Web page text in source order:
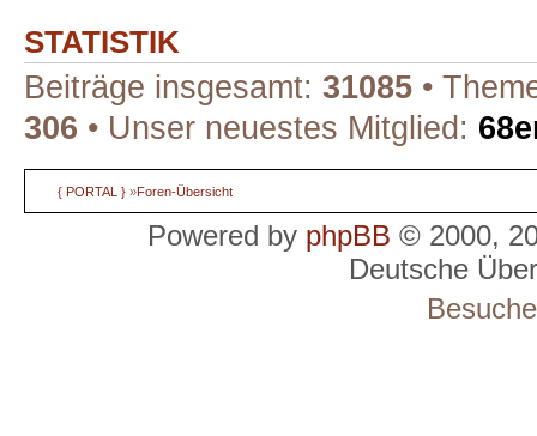
STATISTIK
Beiträge insgesamt: 31085 •
306 • Unser neuestes Mitglied:
{ PORTAL } »Foren-Übersicht
Powered by phpBB © 2000,
Deutsche